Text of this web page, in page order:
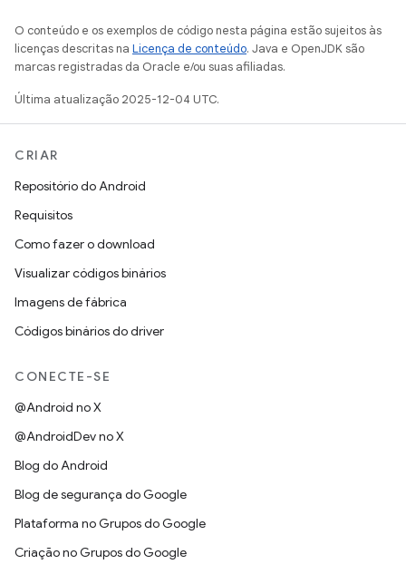
O conteúdo e os exemplos de código nesta página estão sujeitos às
licenças descritas na Licença de conteúdo. Java e OpenJDK são
marcas registradas da Oracle e/ou suas afiliadas.
Última atualização 2025-12-04 UTC.
CRIAR
Repositório do Android
Requisitos
Como fazer o download
Visualizar códigos binários
Imagens de fábrica
Códigos binários do driver
CONECTE-SE
@Android no X
@AndroidDev no X
Blog do Android
Blog de segurança do Google
Plataforma no Grupos do Google
Criação no Grupos do Google